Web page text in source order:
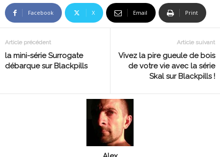
Facebook X Email Print
Article précédent
la mini-série Surrogate
débarque sur Blackpills
Article suivant
Vivez la pire gueule de bois
de votre vie avec la série
Skal sur Blackpills !